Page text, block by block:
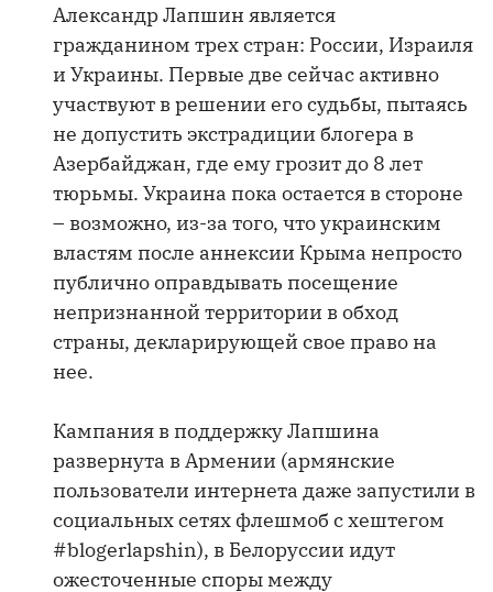
Александр Лапшин является
гражданином трех стран: России, Израиля
и Украины. Первые две сейчас активно
участвуют в решении его судьбы, пытаясь
не допустить экстрадиции блогера в
Азербайджан, где ему грозит до 8 лет
тюрьмы. Украина пока остается в стороне
– возможно, из-за того, что украинским
властям после аннексии Крыма непросто
публично оправдывать посещение
непризнанной территории в обход
страны, декларирующей свое право на
нее.
Кампания в поддержку Лапшина
развернута в Армении (армянские
пользователи интернета даже запустили в
социальных сетях флешмоб с хештегом
#blogerlapshin), в Белоруссии идут
ожесточенные споры между